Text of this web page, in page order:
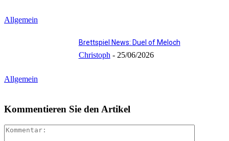
Allgemein
Allgemein
Brettspiel News: Duel of Meloch
Christoph - 25/06/2026
Kommentieren Sie den Artikel